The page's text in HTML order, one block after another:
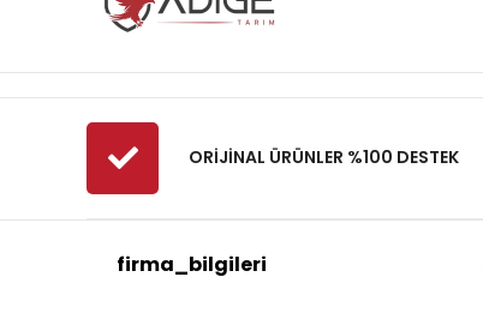
ORİJİNAL ÜRÜNLER %100 DESTEK
firma_bilgileri